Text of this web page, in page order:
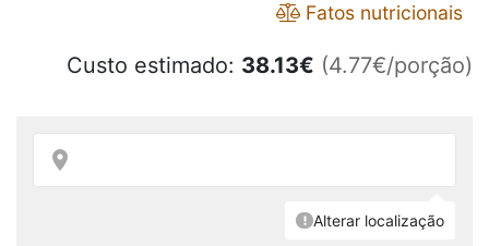
Fatos nutricionais
Custo estimado: 38.13€ (4.77€/porção)